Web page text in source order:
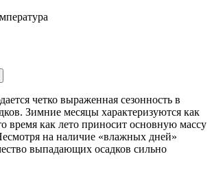
четко выраженная сезонность в
Зимние месяцы характеризуются как
время как лето приносит основную массу
на наличие «влажных дней»
выпадающих осадков сильно